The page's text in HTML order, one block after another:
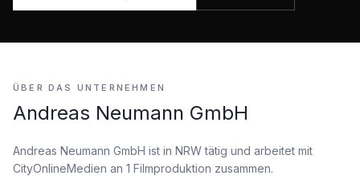
ÜBER DAS UNTERNEHMEN
Andreas Neumann GmbH
Andreas Neumann GmbH ist in NRW tätig und arbeitet mit
CityOnlineMedien an 1 Filmproduktion zusammen.